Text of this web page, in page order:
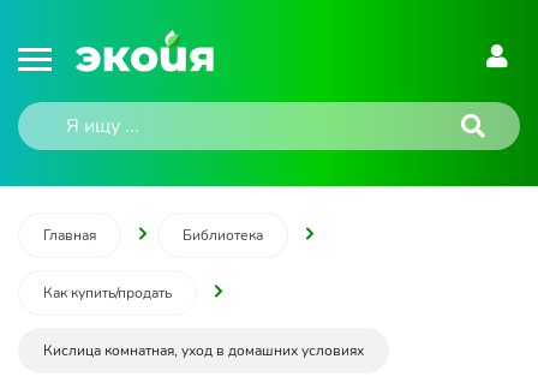
Главная Библиотека
Как купить/продать
Кислица комнатная, уход в домашних условиях